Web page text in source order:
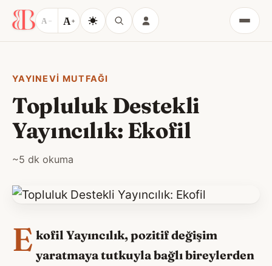
A − A+
Menü
YAYINEVI MUTFAĞI
Topluluk Destekli
Yayıncılık: Ekofil
~5 dk okuma
E kofil Yayıncılık, pozitif değişim
yaratmaya tutkuyla bağlı bireylerden